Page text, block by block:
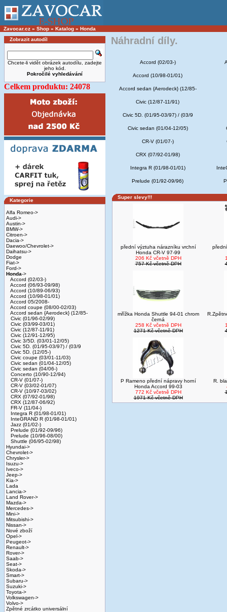
Zavocar.cz » Shop » Katalog » Honda
Zobrazit autodíl
Chcete-li vidět obrázek autodílu, zadejte
jeho kód.
Pokročilé vyhledávání
Celkem produktu: 24078
Kategorie
Alfa Romeo->
Audi->
Austin->
BMW->
Citroen->
Dacia->
Daewoo/Chevrolet->
Daihatsu->
Dodge
Fiat->
Ford->
Honda->
Accord (02/03-)
Accord (06/93-09/98)
Accord (10/89-06/93)
Accord (10/98-01/01)
Accord 05/2008-
Accord coupe (08/00-02/03)
Accord sedan {Aerodeck} (12/85-
Civic (01/96-02/99)
Civic (03/99-03/01)
Civic (12/87-11/91)
Civic (12/91-12/95)
Civic 3/5D. (03/01-12/05)
Civic 5D. (01/95-03/97) / (03/9
Civic 5D. (12/05-)
Civic coupe (03/01-11/03)
Civic sedan (01/04-12/05)
Civic sedan (04/06-)
Concerto (10/90-12/94)
CR-V (01/07-)
CR-V (03/02-01/07)
CR-V (10/97-03/02)
CRX (07/92-01/98)
CRX (12/87-06/92)
FR-V (11/04-)
Integra R (01/98-01/01)
InteGRAND R (01/98-01/01)
Jazz (01/02-)
Prelude (01/92-09/96)
Prelude (10/96-08/00)
Shuttle (06/95-02/98)
Hyundai->
Chevrolet->
Chrysler->
Isuzu->
Iveco->
Jeep->
Kia->
Lada
Lancia->
Land Rover->
Mazda->
Mercedes->
Mini->
Mitsubishi->
Nissan->
Nové zboží
Opel->
Peugeot->
Renault->
Rover->
Saab->
Seat->
Skoda->
Smart->
Subaru->
Suzuki->
Toyota->
Volkswagen->
Volvo->
Zpětné zrcátko universální
Náhradní díly.
Accord (02/03-)
Accord (10/98-01/01)
Accord sedan {Aerodeck} (12/85-
Civic (12/87-11/91)
Civic 5D. (01/95-03/97) / (03/9
Civic sedan (01/04-12/05)
CR-V (01/07-)
CRX (07/92-01/98)
Integra R (01/98-01/01)
Prelude (01/92-09/96)
Super slevy!!!
přední výztuha nárazníku vrchní
Honda CR-V 97-99
206 Kč včetně DPH
757 Kč včetně DPH
mřížka Honda Shuttle 94-01 chrom
černá
258 Kč včetně DPH
1271 Kč včetně DPH
P Rameno přední nápravy horní
Honda Accord 99-03
772 Kč včetně DPH
1971 Kč včetně DPH
R.